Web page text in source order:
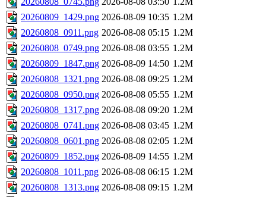
20260809_1429.png 2026-08-09 10:35 1.2M
20260808_0911.png 2026-08-08 05:15 1.2M
20260808_0749.png 2026-08-08 03:55 1.2M
20260809_1847.png 2026-08-09 14:50 1.2M
20260808_1321.png 2026-08-08 09:25 1.2M
20260808_0950.png 2026-08-08 05:55 1.2M
20260808_1317.png 2026-08-08 09:20 1.2M
20260808_0741.png 2026-08-08 03:45 1.2M
20260808_0601.png 2026-08-08 02:05 1.2M
20260809_1852.png 2026-08-09 14:55 1.2M
20260808_1011.png 2026-08-08 06:15 1.2M
20260808_1313.png 2026-08-08 09:15 1.2M